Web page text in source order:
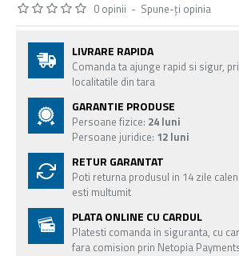
0 opinii - Spune-ţi opinia
LIVRARE RAPIDA
Comanda ta ajunge rapid si sigur,
localitatile din tara
GARANTIE PRODUSE
Persoane fizice: 24 luni
Persoane juridice: 12 luni
RETUR GARANTAT
Poti returna produsul in 14 zile
esti multumit
PLATA ONLINE CU CARDUL
Platesti comanda in siguranta, cu
fara comision prin Netopia